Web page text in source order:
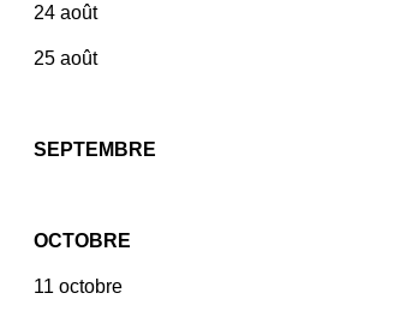
24 août
25 août
SEPTEM BRE
OCTOBRE
​11 octobre